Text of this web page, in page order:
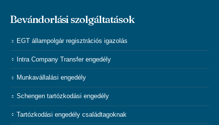
Bevándorlási szolgáltatások
EGT állampolgár regisztrációs igazolás
Intra Company Transfer engedély
Munkavállalási engedély
Schengen tartózkodási engedély
Tartózkodási engedély családtagoknak